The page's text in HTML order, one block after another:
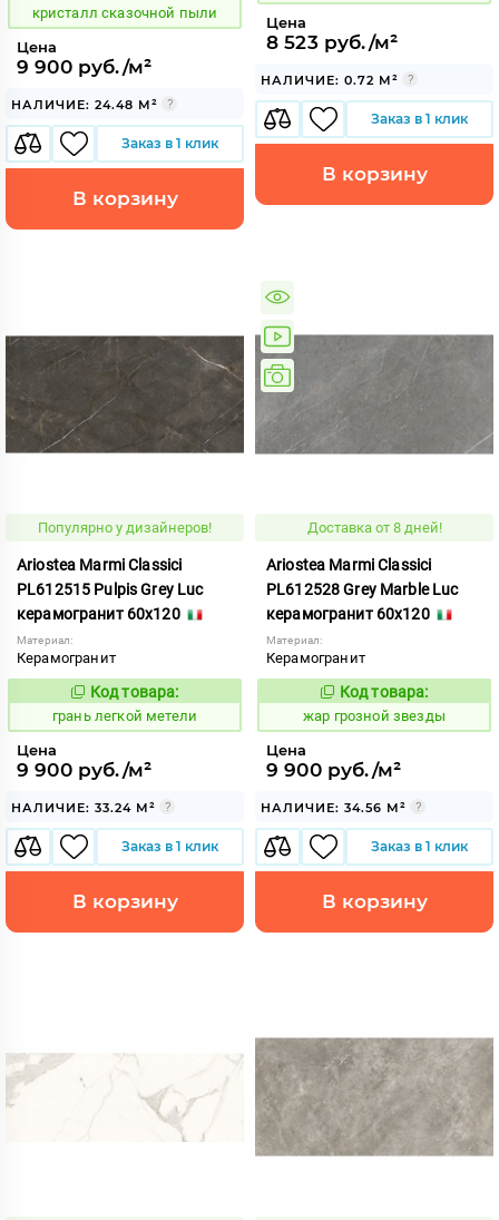
кристалл сказочной пыли
Цена
9 900 руб./м²
НАЛИЧИЕ: 24.48 М²
Заказ в 1 клик
В корзину
Цена
8 523 руб./м²
НАЛИЧИЕ: 0.72 М²
Заказ в 1 клик
В корзину
Популярно у дизайнеров!
Ariostea Marmi Classici
PL612515 Pulpis Grey Luc
керамогранит 60x120
Материал:
Керамогранит
318050
Код товара:
грань легкой метели
Цена
9 900 руб./м²
НАЛИЧИЕ: 33.24 М²
Заказ в 1 клик
В корзину
Доставка от 8 дней!
Ariostea Marmi Classici
PL612528 Grey Marble Luc
керамогранит 60x120
Материал:
Керамогранит
362154
Код товара:
жар грозной звезды
Цена
9 900 руб./м²
НАЛИЧИЕ: 34.56 М²
Заказ в 1 клик
В корзину